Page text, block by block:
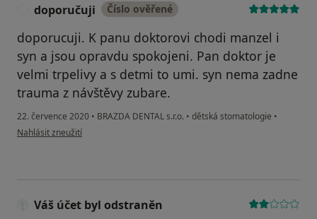
doporučuji Číslo ověřené
doporucuji. K panu doktorovi chodi manzel i
syn a jsou opravdu spokojeni. Pan doktor je
velmi trpelivy a s detmi to umi. syn nema zadne
trauma z návštěvy zubare.
22. července 2020 • BRAZDA DENTAL s.r.o. • dětská stomatologie •
podle názoru uživatele doporučuji
Nahlásit zneužití
Váš účet byl odstraněn